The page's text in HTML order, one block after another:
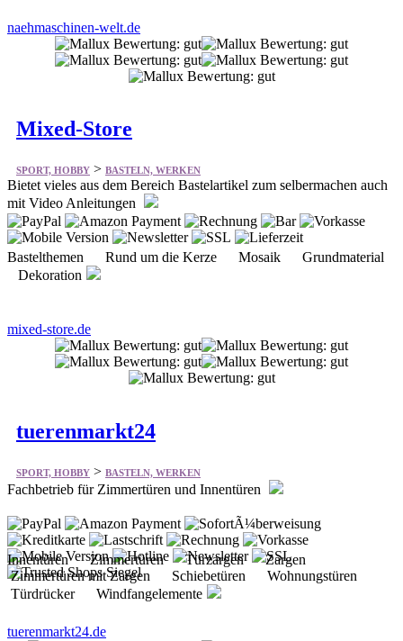
naehmaschinen-welt.de
Mixed-Store
SPORT, HOBBY > BASTELN, WERKEN
Bietet vieles aus dem Bereich Bastelartikel zum selbermachen auch
mit Video Anleitungen
Bastelthemen Rund um die Kerze Mosaik Grundmaterial
Dekoration
mixed-store.de
tuerenmarkt24
SPORT, HOBBY > BASTELN, WERKEN
Fachbetrieb für Zimmertüren und Innentüren
Innentüren Zimmertüren Türzargen Zargen
Zimmertüren mit Zargen Schiebetüren Wohnungstüren
Türdrücker Windfangelemente
tuerenmarkt24.de